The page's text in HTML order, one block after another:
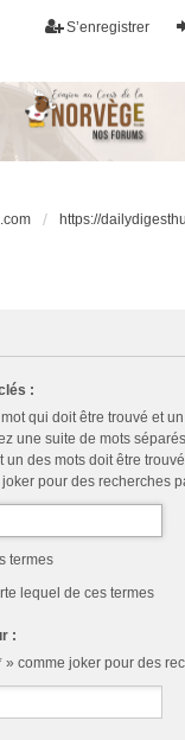
S’enregistrer
:
qui doit être trouvé et un
une suite de mots
un des mots doit être
pour des recherches
termes
lequel de ces termes
:
» comme joker pour des